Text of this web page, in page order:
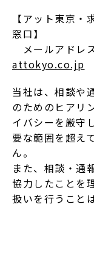
【アット東京
窓⼝】
メールアドレ
attokyo.co.jp
当社は、相談や
のためのヒアリ
イバシーを厳守
要な範囲を超え
ん。
また、相談・通
協⼒したことを
扱いを⾏うこと